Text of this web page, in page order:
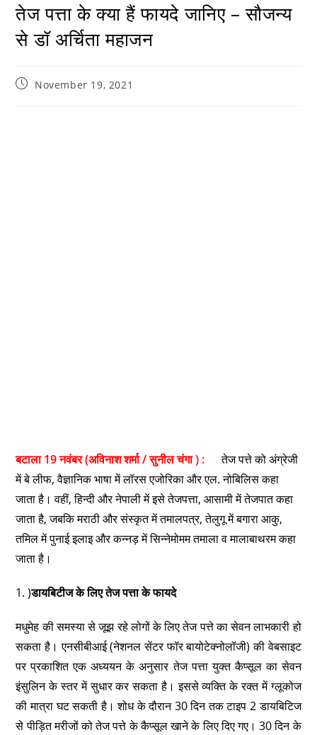
तेज पत्ता के क्या हैं फायदे जानिए – सौजन्य
से डॉ अर्चिता महाजन
November 19, 2021
बटाला 19 नवंबर (अविनाश शर्मा / सुनील चंगा ) :तेज पत्ते को अंग्रेजी
में बे लीफ, वैज्ञानिक भाषा में लॉरस एजोरिका और एल. नोबिलिस कहा
जाता है। वहीं, हिन्दी और नेपाली में इसे तेजपत्ता, आसामी में तेजपात कहा
जाता है, जबकि मराठी और संस्कृत में तमालपत्र, तेलुगू में बगारा आकु,
तमिल में पुनाई इलाइ और कन्नड़ में सिन्नेमोमम तमाला व मालाबाथरम कहा
जाता है।
1. )डायबिटीज के लिए तेज पत्ता के फायदे
मधुमेह की समस्या से जूझ रहे लोगों के लिए तेज पत्ते का सेवन लाभकारी हो
सकता है। एनसीबीआई (नेशनल सेंटर फॉर बायोटेक्नोलॉजी) की वेबसाइट
पर प्रकाशित एक अध्ययन के अनुसार तेज पत्ता युक्त कैप्सूल का सेवन
इंसुलिन के स्तर में सुधार कर सकता है। इससे व्यक्ति के रक्त में ग्लूकोज
की मात्रा घट सकती है। शोध के दौरान 30 दिन तक टाइप 2 डायबिटिज
से पीड़ित मरीजों को तेज पत्ते के कैप्सूल खाने के लिए दिए गए। 30 दिन के